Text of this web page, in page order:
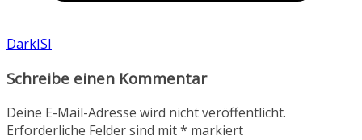
DarkISI
Schreibe einen Kommentar
Deine E-Mail-Adresse wird nicht veröffentlicht.
Erforderliche Felder sind mit* markiert